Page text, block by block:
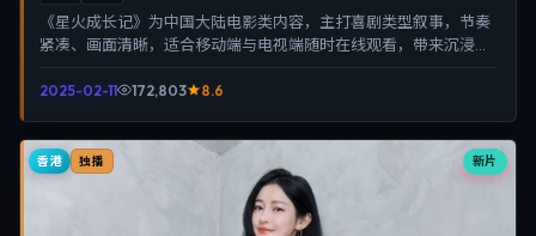
《星火成长记》为中国大陆电影类内容，主打喜剧类型叙事，节奏
紧凑、画面清晰，适合移动端与电视端随时在线观看，带来沉浸式
2025-02-11 172,803 8.6
新片
香港 独播